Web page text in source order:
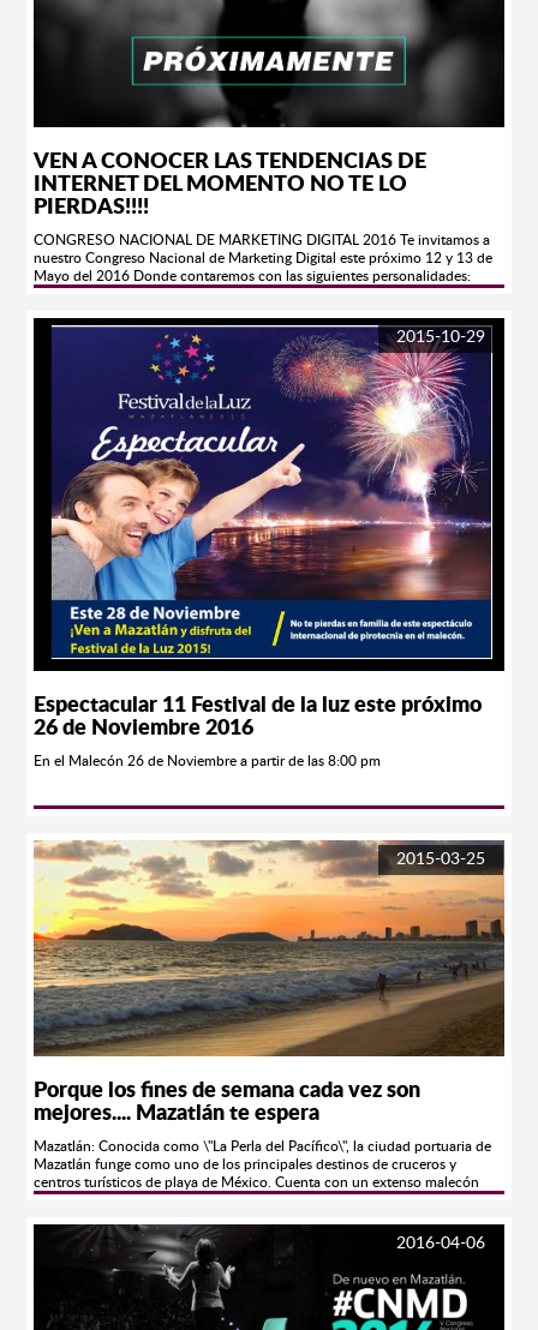
puntos,Acapulco de Juárez con 60.5 puntos, Ciudad del Carmen con 59.6
y en último lugar, Chilpancingo de Bravo con 56 puntos. Los alcaldes
mejor calificados de todo el país fueron los de Mérida (Renán Barrera con
8.523), Manzanillo (Virgilio Mendoza Amezcua con 8.338), Aguascalientes
(Juan Antonio Martín del Campo con 8.250) y Mazatlán (Carlos Felton con
VEN A CONOCER LAS TENDENCIAS DE
INTERNET DEL MOMENTO NO TE LO
PIERDAS!!!!
CONGRESO NACIONAL DE MARKETING DIGITAL 2016 Te invitamos a
nuestro Congreso Nacional de Marketing Digital este próximo 12 y 13 de
Mayo del 2016 Donde contaremos con las siguientes personalidades:
POR PARTICIPANTE: Platino * Acceso a todas las conferencias en zona
exclusiva al frente del escenario en montaje escuela * Boleto para
participar en Rifa para una comida con los conferencistas * Kit de
bienvenida * Diploma con valor curricular avalado por la Universidad
Autónoma de Sinaloa * Acesso a fiesta rompehielos de bienvenida Público
en GeneralPrecio Normal $ 1,500.00 pesos Promoción $ 800.00 pesos
hasta el 30 de abril Estudiantes Precio Normal $ 900.00 pesos Promoción
$ 500.00 pesos hasta el 30 de abril Oro* Acceso a todas las conferencias*
Kit de bienvenida * Diploma con valor curricular avalado por la
Universidad Autónoma de Sinaloa * Acesso a fiesta rompe hielos de
bienvenida Público en GeneralPrecio Normal $ 1,100.00 pesos Promoción
$ 650.00 pesos hasta el 30 de abril Estudiantes Precio Normal $ 700.00
pesos Promoción $ 400.00 pesos hasta el 30 de abril Tels (669) 982
4004/982 4200 Lada sin costo.- 01800 590 9090 E-mail.-
digital@travel.com http:/www.congresomarketingdigital.com
2015-10-29
Espectacular 11 Festival de la luz este próximo
26 de Noviembre 2016
En el Malecón 26 de Noviembre a partir de las 8:00 pm
2015-03-25
Porque los fines de semana cada vez son
mejores.... Mazatlán te espera
Mazatlán: Conocida como \"La Perla del Pacífico\", la ciudad portuaria de
Mazatlán funge como uno de los principales destinos de cruceros y
centros turísticos de playa de México. Cuenta con un extenso malecón
Mazatlán, SIN Estado: Sinaloa Coordenadas: 23°14’29”N 106°24’35”O
Altitud: 1 msnm Superficie: Huso Horario: Tiempo de la Montaña UTC-7
Población: 438,434 habitantes (INEGI, 2010) Clave Lada: 669 El atractivo
más característico de Mazatlán es su malecón, largo paseo de más de 14
kms adornado por esculturas de bronce, enmarcado por el Océano
Pacífico y una avenida en la que se encuentran diversos comercios y
2016-04-06